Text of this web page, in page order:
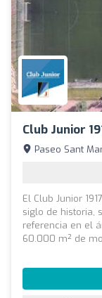
Club Junior
Paseo Sant
El Club Junior
siglo de historia,
referencia en el
60.000 m² de